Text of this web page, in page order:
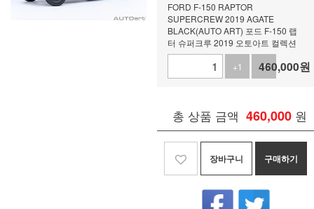
FORD F-150 RAPTOR
SUPERCREW 2019 AGATE
BLACK(AUTO ART) 포드 F-150 랩
터 슈퍼크루 2019 오토아트 컬렉션
+1
-1
460,000원
총 상품 금액 460,000 원
장바구니 구매하기